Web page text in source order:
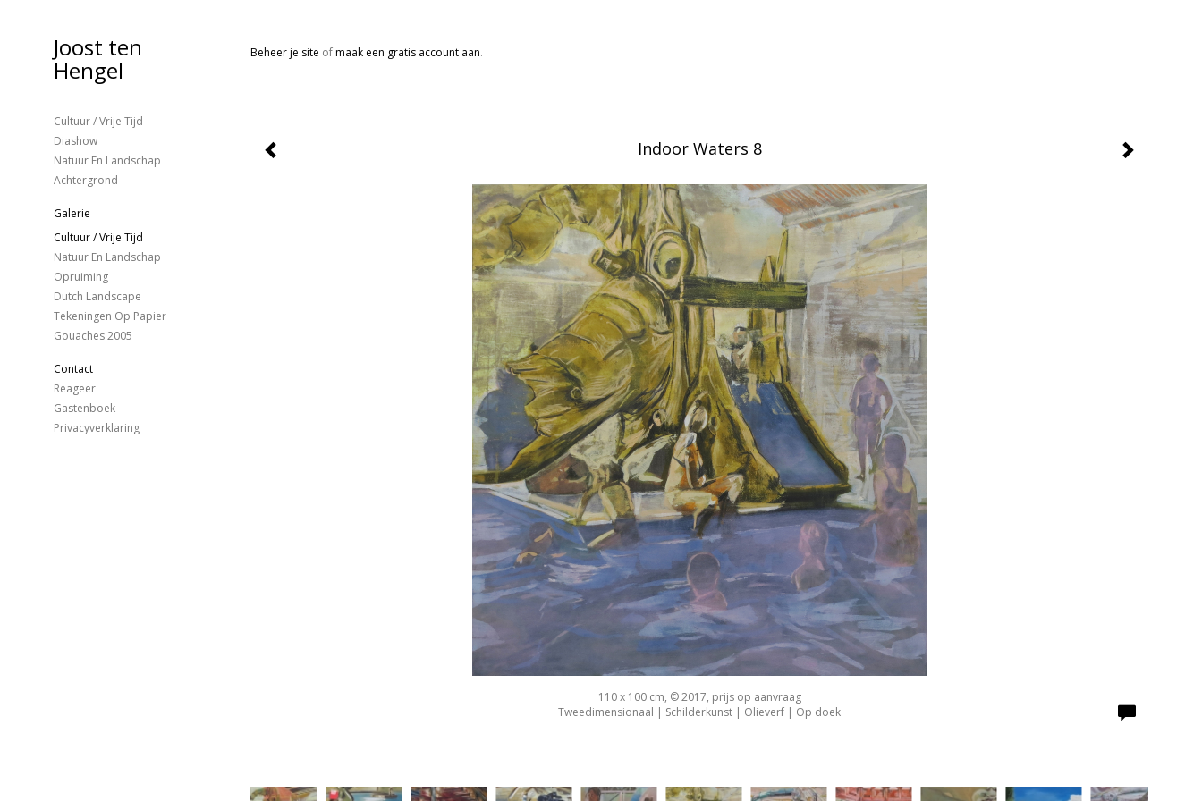
Beheer je site ofmaak een gratis account aan.
Indoor Waters 8
110 x 100 cm, © 2017, prijs op aanvraag
Tweedimensionaal | Schilderkunst | Olieverf | Op doek
Joost ten
Hengel
Cultuur / Vrije Tijd
Diashow
Natuur En Landschap
Achtergrond
Galerie
Cultuur / Vrije Tijd
Natuur En Landschap
Opruiming
Dutch Landscape
Tekeningen Op Papier
Gouaches 2005
Contact
Reageer
Gastenboek
Privacyverklaring